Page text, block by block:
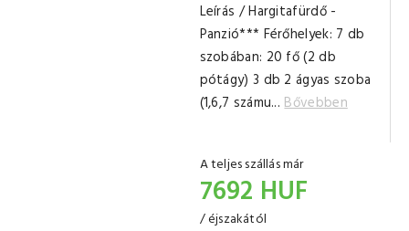
Leírás / Hargitafürdő -
Panzió*** Férőhelyek: 7 db
szobában: 20 fő (2 db
pótágy) 3 db 2 ágyas szoba
(1,6,7 számu...Bővebben
A teljes szállás már
7692 HUF
/ éjszakától